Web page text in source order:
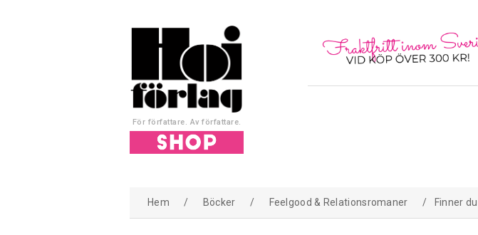
För författare. Av författare.
Hem / Böcker / Feelgood & Relationsromaner / Finner